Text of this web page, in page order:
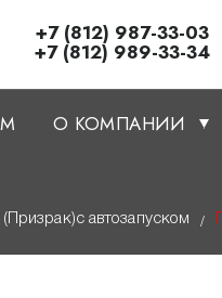
+7 (812) 987-33-03
+7 (812) 989-33-34
О КОМПАНИИ
автозапуском /